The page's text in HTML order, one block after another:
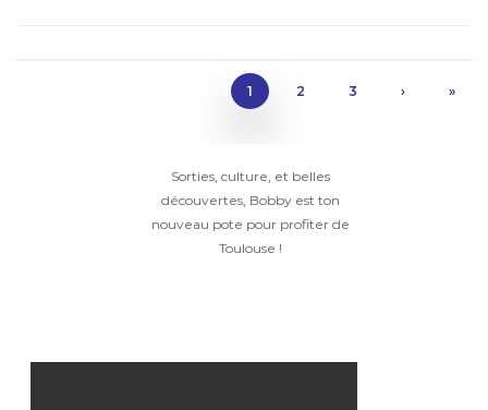
1 2 3 › »
Sorties, culture, et belles
découvertes, Bobby est ton
nouveau pote pour profiter de
Toulouse !